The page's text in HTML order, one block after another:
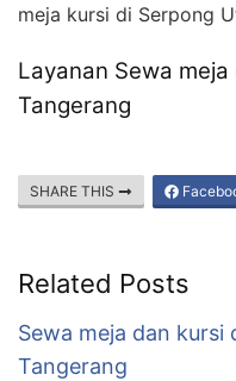
meja kursi di Serpong
Layanan Sewa
Tangerang
SHARE THIS
Related Posts
Sewa meja dan kursi
Tangerang